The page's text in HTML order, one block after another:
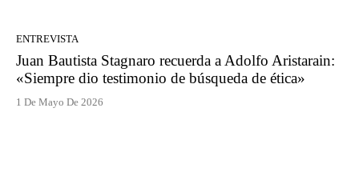
ENTREVISTA
Juan Bautista Stagnaro recuerda a Adolfo Aristarain:
«Siempre dio testimonio de búsqueda de ética»
1 De Mayo De 2026